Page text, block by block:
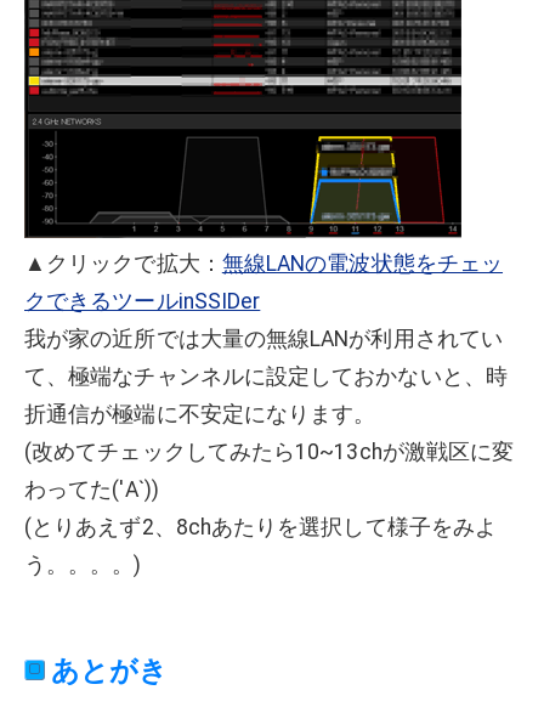
▲クリックで拡大： 無線LANの電波状態をチェッ
クできるツールinSSIDer
我が家の近所では大量の無線LANが利用されてい
て、極端なチャンネルに設定しておかないと、時
折通信が極端に不安定になります。
(改めてチェックしてみたら10~13chが激戦区に変
わってた('Α`))
(とりあえず2、8chあたりを選択して様子をみよ
う。。。。)
あとがき